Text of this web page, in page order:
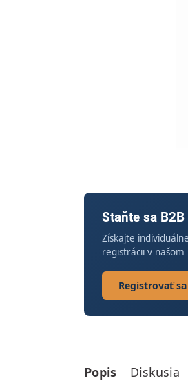
Staňte sa
Získajte
registrácii v
Registrovať sa
Popis Diskusia